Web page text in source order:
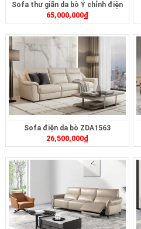
Sofa thư giãn da bò Ý chỉnh điện
ZDA1562
65,000,000₫
Sofa điện da bò ZDA1563
26,500,000₫